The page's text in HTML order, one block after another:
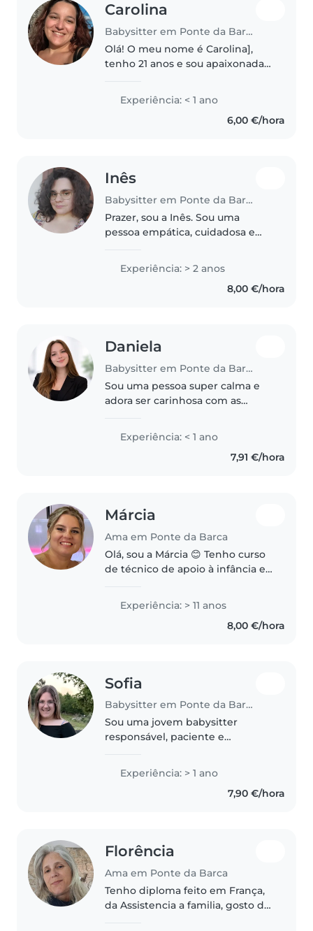
Carolina
Babysitter em Ponte da Barca
Olá! O meu nome é Carolina],
tenho 21 anos e sou apaixonada
divertida, carinhosa e muito
calma, características que
acredito serem essenciais para
Experiência: < 1 ano
6,00 €/hora
Inês
Babysitter em Ponte da Barca
Prazer, sou a Inês. Sou uma
pessoa empática, cuidadosa e
crianças, especificamente com
sobrinhas. Gosto de brincar com
as crianças, criar um ambiente
Experiência: > 2 anos
8,00 €/hora
Daniela
Babysitter em Ponte da Barca
Sou uma pessoa super calma e
adora ser carinhosa com as
crianças. Tenho um irmão com
12anos de diferença e sempre
cuidei dele, tive sempre a
Experiência: < 1 ano
7,91 €/hora
Márcia
Ama em Ponte da Barca
Olá, sou a Márcia 😊 Tenho curso
de técnico de apoio à infância e
necessidades de cada criança.
Experiência: > 11 anos
8,00 €/hora
Sofia
Babysitter em Ponte da Barca
Sou uma jovem babysitter
responsável, paciente e
experiência a cuidar de bebés,
crianças em idade pré-escolar e
em idade escolar. Falo português
Experiência: > 1 ano
7,90 €/hora
Florência
Ama em Ponte da Barca
Tenho diploma feito em França,
da Assistencia a familia, gosto de